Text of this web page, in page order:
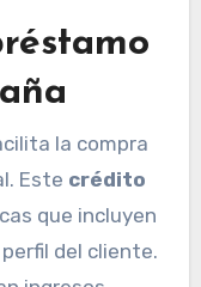
la compra
Este crédito
que incluyen
del cliente.